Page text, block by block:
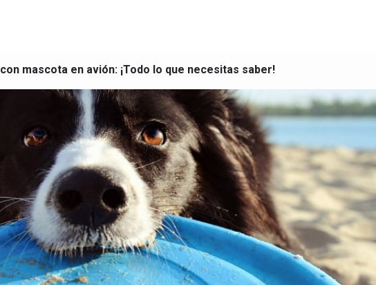
mascota en avión: ¡Todo lo que necesitas saber!